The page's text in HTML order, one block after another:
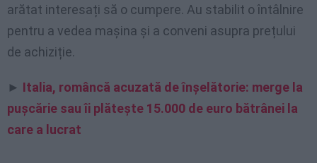
arătat interesați să o cumpere. Au stabilit o întâlnire
pentru a vedea mașina și a conveni asupra prețului
de achiziție.
► Italia, româncă acuzată de înșelătorie: merge la
pușcărie sau îi plătește 15.000 de euro bătrânei la
care a lucrat